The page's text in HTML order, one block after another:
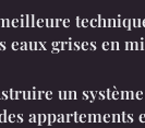
eaux grises en
un
appartements